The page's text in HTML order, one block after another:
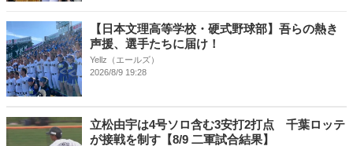
【日本文理高等学校・硬式野球部】吾らの熱き
声援、選手たちに届け！
Yellz（エールズ）
2026/8/9 19:28
立松由宇は4号ソロ含む3安打2打点 千葉ロッテ
が接戦を制す【8/9 二軍試合結果】